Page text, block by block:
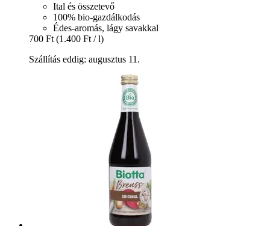
Ital és összetevő
100% bio-gazdálkodás
Édes-aromás, lágy savakkal
700 Ft (1.400 Ft / l)
Szállítás eddig: augusztus 11.